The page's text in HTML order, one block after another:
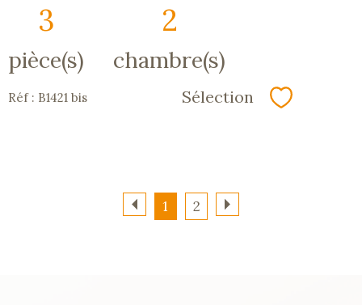
3
pièce(s)
2
chambre(s)
Réf : B1421 bis Sélection
1 2